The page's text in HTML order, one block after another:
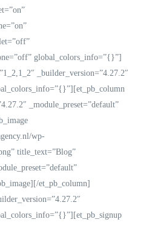
global_colors_info=”{}”]
_builder_version=”4.27.2″
_module_preset=”default”
wp-
title_text=”Blog”
et_pb_column]